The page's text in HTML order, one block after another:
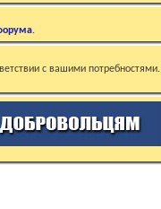
.
с вашими потребностями.